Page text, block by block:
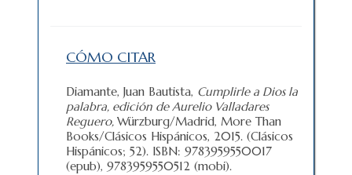
CÓMO CITAR
Diamante, Juan Bautista, Cumplirle a Dios la
palabra, edición de Aurelio Valladares
Reguero, Würzburg/Madrid, More Than
Books/Clásicos Hispánicos, 2015. (Clásicos
Hispánicos; 52). ISBN: 9783959550017
(epub), 9783959550512 (mobi).